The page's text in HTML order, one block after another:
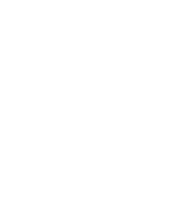
osvojile